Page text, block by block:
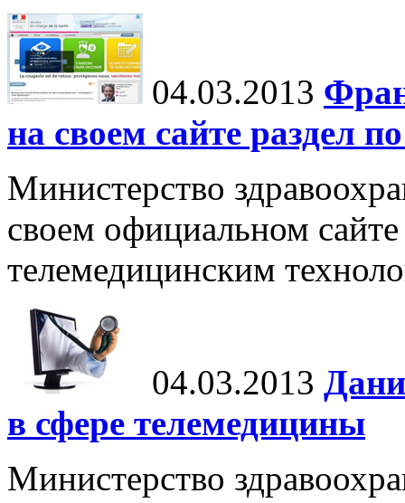
04.03.2013
на своем сайте раздел
Министерство
своем официальном
телемедицинским
04.03.2013
в сфере телемедицины
Министерство